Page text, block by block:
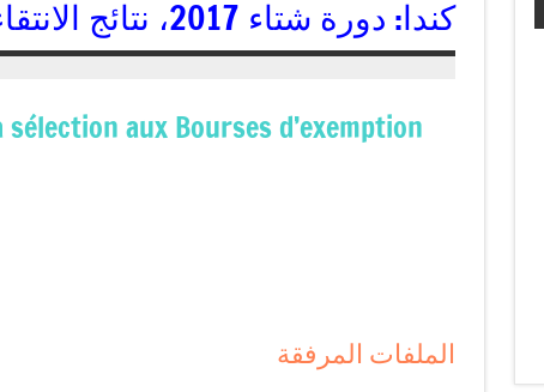
كندا: دورة شتاء 2017، نتائج الانتقاء النهائية لمنح الإعفاء الجزئي
aux Bourses d’exemption
الملفات المرفقة